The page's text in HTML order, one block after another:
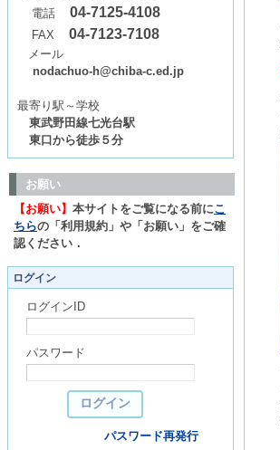
電話 04-7125-4108
FAX 04-7123-7108
メール
nodachuo-h@chiba-c.ed.jp
最寄り駅～学校
東武野田線七光台駅
東口から徒歩５分
お願い
【お願い】 本サイトをご覧になる前にこ
ちらの「利用規約」や「お願い」をご確
認ください．
ログイン
ログインID
パスワード
パスワード再発行